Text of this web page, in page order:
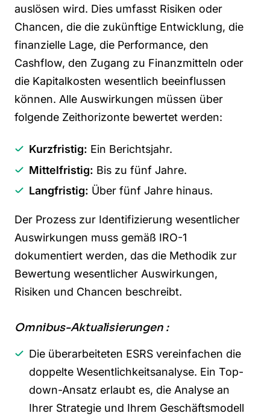
auslösen wird. Dies umfasst Risiken oder
Chancen, die die zukünftige Entwicklung, die
finanzielle Lage, die Performance, den
Cashflow, den Zugang zu Finanzmitteln oder
die Kapitalkosten wesentlich beeinflussen
können. Alle Auswirkungen müssen über
folgende Zeithorizonte bewertet werden:
Kurzfristig: Ein Berichtsjahr.
Mittelfristig: Bis zu fünf Jahre.
Langfristig: Über fünf Jahre hinaus.
Der Prozess zur Identifizierung wesentlicher
Auswirkungen muss gemäß IRO-1
dokumentiert werden, das die Methodik zur
Bewertung wesentlicher Auswirkungen,
Risiken und Chancen beschreibt.
Omnibus-Aktualisierungen :
Die überarbeiteten ESRS vereinfachen die
doppelte Wesentlichkeitsanalyse. Ein Top-
down-Ansatz erlaubt es, die Analyse an
Ihrer Strategie und Ihrem Geschäftsmodell